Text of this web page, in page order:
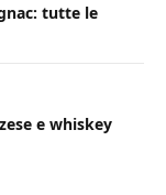
tutte le
e whiskey